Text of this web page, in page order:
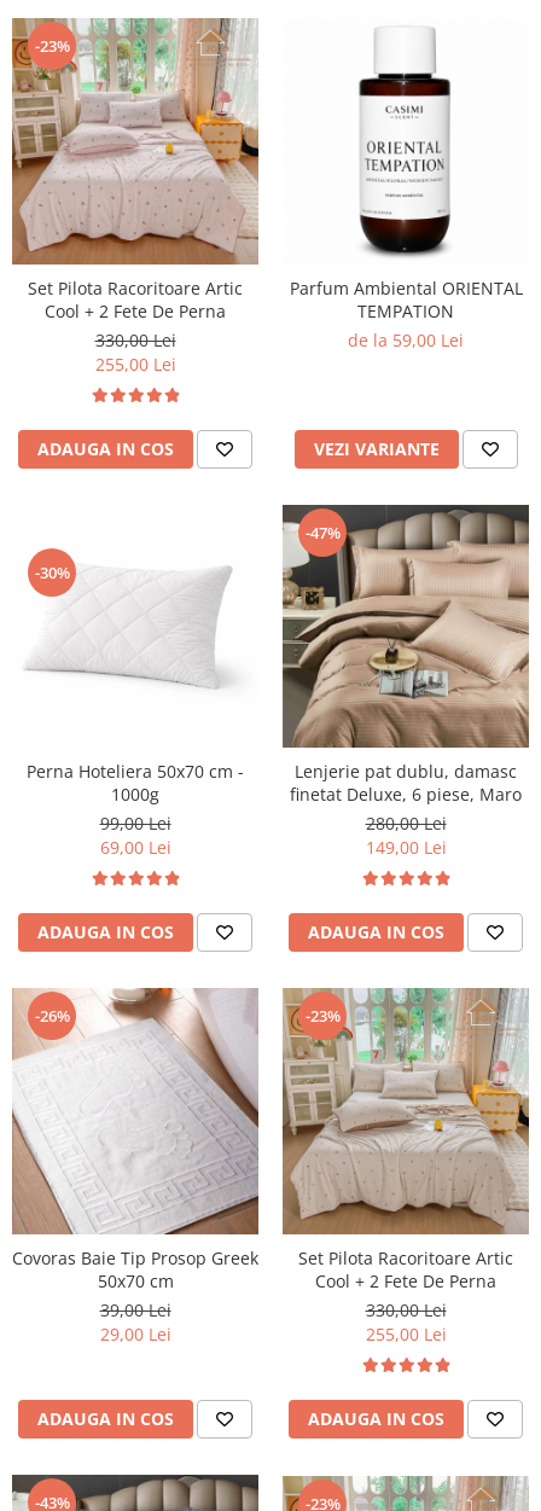
-23%
Set Pilota Racoritoare Artic
Cool + 2 Fete De Perna
330,00 Lei
255,00 Lei
ADAUGA IN COS
Parfum Ambiental ORIENTAL
TEMPATION
de la 59,00 Lei
VEZI VARIANTE
-30%
Perna Hoteliera 50x70 cm -
1000g
99,00 Lei
69,00 Lei
ADAUGA IN COS
-47%
Lenjerie pat dublu, damasc
finetat Deluxe, 6 piese, Maro
280,00 Lei
149,00 Lei
ADAUGA IN COS
-26%
Covoras Baie Tip Prosop Greek
50x70 cm
39,00 Lei
29,00 Lei
ADAUGA IN COS
-23%
Set Pilota Racoritoare Artic
Cool + 2 Fete De Perna
330,00 Lei
255,00 Lei
ADAUGA IN COS
-43% -23%